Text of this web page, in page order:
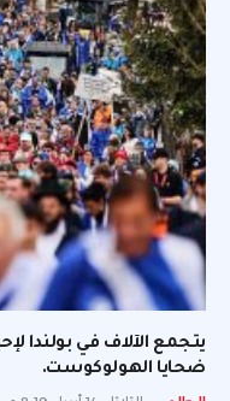
يتجمع الآلاف في بولندا
ضحايا الهولوكوست.